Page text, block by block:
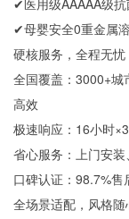
✔医用级AAAAA级
✔母婴安全0重金属
硬核服务，全程无忧
全国覆盖：3000+城
高效
极速响应：16小时
省心服务：上门安
口碑认证：98.7%
全场景适配，风格随